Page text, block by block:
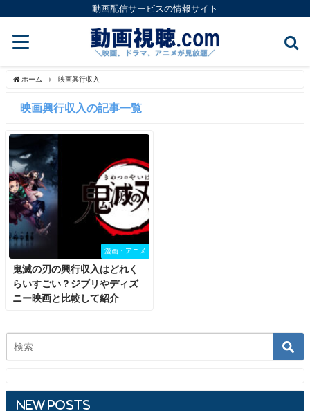
動画配信サービスの情報サイト
ホーム 映画興行収入
映画興行収入の記事一覧
漫画・アニメ
鬼滅の刃の興行収入はどれく
らいすごい？ジブリやディズ
ニー映画と比較して紹介
New Posts